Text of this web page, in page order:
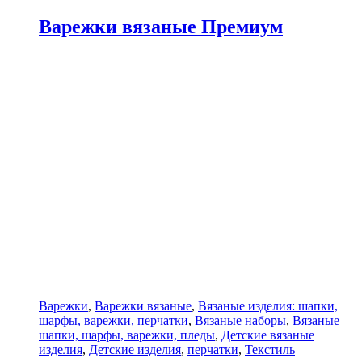
Варежки вязаные Премиум
Варежки, Варежки вязаные, Вязаные изделия: шапки,
шарфы, варежки, перчатки, Вязаные наборы, Вязаные
шапки, шарфы, варежки, пледы, Детские вязаные
изделия, Детские изделия, перчатки, Текстиль